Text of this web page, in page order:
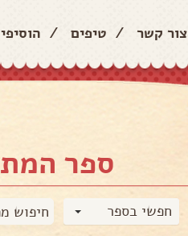
צור קשר / טיפים /
ספר
חפשי בספר